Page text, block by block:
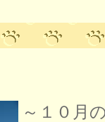
～１０月